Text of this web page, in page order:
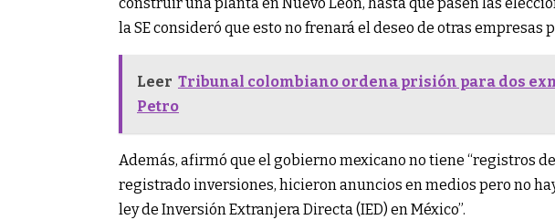
construir una planta en Nuevo León, hasta que pasen las
la SE consideró que esto no frenará el deseo de otras empresas
Leer Tribunal colombiano ordena prisión para dos
Petro
Además, afirmó que el gobierno mexicano no tiene “registros
registrado inversiones, hicieron anuncios en medios pero no
ley de Inversión Extranjera Directa (IED) en México”.